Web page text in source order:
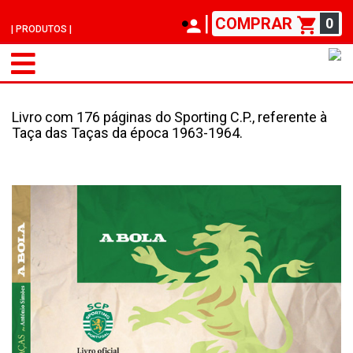
| PRODUTOS | | COMPRAR 0
Livro com 176 páginas do Sporting C.P., referente à
Taça das Taças da época 1963-1964.